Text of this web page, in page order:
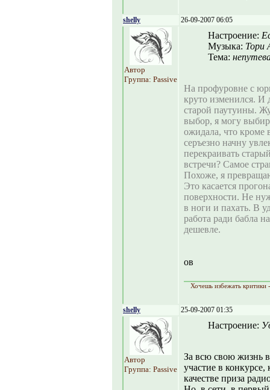
shelly 26-09-2007 06:05
Автор
Группа: Passive
Настроение:
Музыка: Тори
Тема:
На профуровне с
круто изменился. И
старой паутуины.
выбор, я могу
ожидала, что кроме
серъезно начну
перекраивать
встречи? Самое
Похоже, я
Это касается
поверхности. Не
в ноги и пахать. В
работа ради бабла
дешевле.
ов
Хочешь избежать критики
shelly 25-09-2007 01:35
Автор
Группа: Passive
Настроение:
За всю свою жизнь
участие в
качестве приза